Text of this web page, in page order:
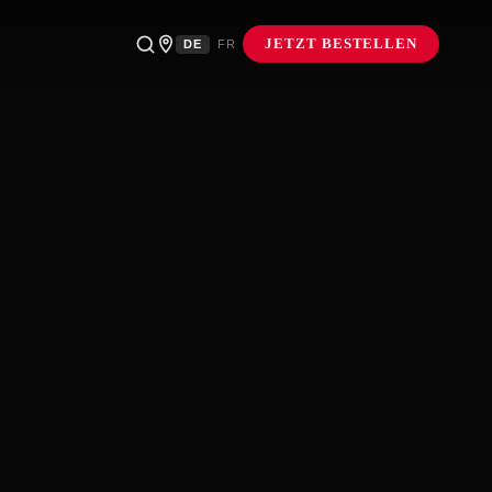
DE FR JETZT BESTELLEN